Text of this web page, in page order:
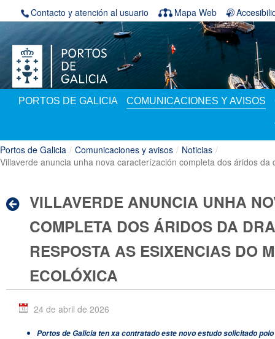
Saltar al contenido
Contacto y atención al usuario Mapa Web
PORTOS DE GALICIA COMUNICACIONES Y AVISOS
Portos de Galicia / Comunicaciones y avisos / Noticias /
Villaverde anuncia unha nova caracterízación completa dos áridos
VILLAVERDE ANUNCIA UNHA
COMPLETA DOS ÁRIDOS DA
RESPOSTA AS ESIXENCIAS DO
ECOLÓXICA
24 de abril de 2026
Portos de Galicia ten xa contratado este novo estudo solicitado